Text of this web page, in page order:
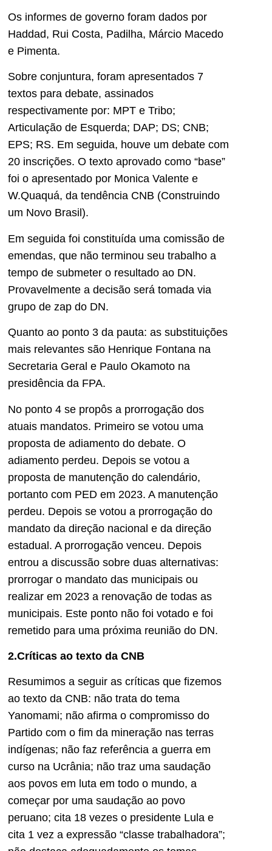
Os informes de governo foram dados por
Haddad, Rui Costa, Padilha, Márcio Macedo
e Pimenta.
Sobre conjuntura, foram apresentados 7
textos para debate, assinados
respectivamente por: MPT e Tribo;
Articulação de Esquerda; DAP; DS; CNB;
EPS; RS. Em seguida, houve um debate com
20 inscrições. O texto aprovado como “base”
foi o apresentado por Monica Valente e
W.Quaquá, da tendência CNB (Construindo
um Novo Brasil).
Em seguida foi constituída uma comissão de
emendas, que não terminou seu trabalho a
tempo de submeter o resultado ao DN.
Provavelmente a decisão será tomada via
grupo de zap do DN.
Quanto ao ponto 3 da pauta: as substituições
mais relevantes são Henrique Fontana na
Secretaria Geral e Paulo Okamoto na
presidência da FPA.
No ponto 4 se propôs a prorrogação dos
atuais mandatos. Primeiro se votou uma
proposta de adiamento do debate. O
adiamento perdeu. Depois se votou a
proposta de manutenção do calendário,
portanto com PED em 2023. A manutenção
perdeu. Depois se votou a prorrogação do
mandato da direção nacional e da direção
estadual. A prorrogação venceu. Depois
entrou a discussão sobre duas alternativas:
prorrogar o mandato das municipais ou
realizar em 2023 a renovação de todas as
municipais. Este ponto não foi votado e foi
remetido para uma próxima reunião do DN.
2.Críticas ao texto da CNB
Resumimos a seguir as críticas que fizemos
ao texto da CNB: não trata do tema
Yanomami; não afirma o compromisso do
Partido com o fim da mineração nas terras
indígenas; não faz referência a guerra em
curso na Ucrânia; não traz uma saudação
aos povos em luta em todo o mundo, a
começar por uma saudação ao povo
peruano; cita 18 vezes o presidente Lula e
cita 1 vez a expressão “classe trabalhadora”;